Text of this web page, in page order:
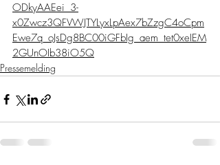
ODkyAAEei_3-
x0Zwcz3QFVWJTYLyxLpAex7bZzgC4oCpm
Ewe7q_oJsDg8BC00iGFbIg_aem_tet0xeIEM
2GUnOIb38iO5Q
Pressemelding